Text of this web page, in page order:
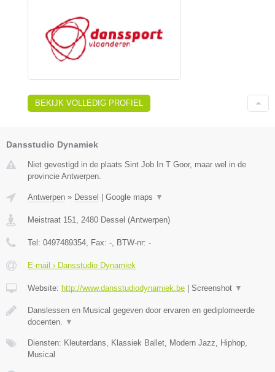
BEKIJK VOLLEDIG PROFIEL
Dansstudio Dynamiek
Niet gevestigd in de plaats Sint Job In T Goor, maar wel in de
provincie Antwerpen.
Antwerpen » Dessel Google maps ▼
Meistraat 151 2480 Dessel (Antwerpen)
Tel: 0497489354 , Fax: - , BTW-nr: -
E-mail › Dansstudio Dynamiek
Website: http://www.dansstudiodynamiek.be Screenshot ▼
Danslessen en Musical gegeven door ervaren en gediplomeerde
docenten.
▼
Diensten: Kleuterdans, Klassiek Ballet, Modern Jazz, Hiphop,
Musical